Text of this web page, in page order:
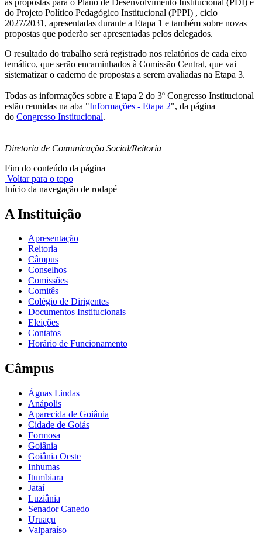
do Projeto Político Pedagógico Institucional (PPPI) , ciclo
2027/2031, apresentadas durante a Etapa 1 e também sobre novas
propostas que poderão ser apresentadas pelos delegados.
O resultado do trabalho será registrado nos relatórios de cada eixo
temático, que serão encaminhados à Comissão Central, que vai
sistematizar o caderno de propostas a serem avaliadas na Etapa 3.
Todas as informações sobre a Etapa 2 do 3º Congresso Institucional
estão reunidas na aba "Informações - Etapa 2", da página
do Congresso Institucional.
Diretoria de Comunicação Social/Reitoria
Fim do conteúdo da página
Voltar para o topo
Início da navegação de rodapé
A Instituição
Apresentação
Reitoria
Câmpus
Conselhos
Comissões
Comitês
Colégio de Dirigentes
Documentos Institucionais
Eleições
Contatos
Horário de Funcionamento
Câmpus
Águas Lindas
Anápolis
Aparecida de Goiânia
Cidade de Goiás
Formosa
Goiânia
Goiânia Oeste
Inhumas
Itumbiara
Jataí
Luziânia
Senador Canedo
Uruaçu
Valparaíso